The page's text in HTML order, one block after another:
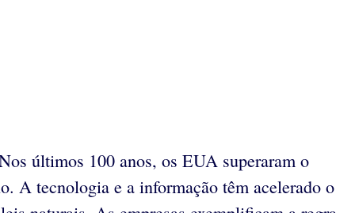
últimos 100 anos, os EUA superaram o
A tecnologia e a informação têm acelerado o